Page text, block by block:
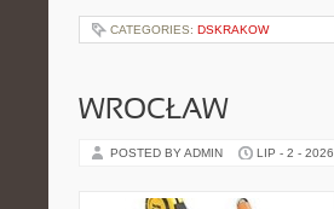
CATEGORIES: DSKRAKOW
WROCŁAW
POSTED BY ADMIN LIP - 2 - 2026